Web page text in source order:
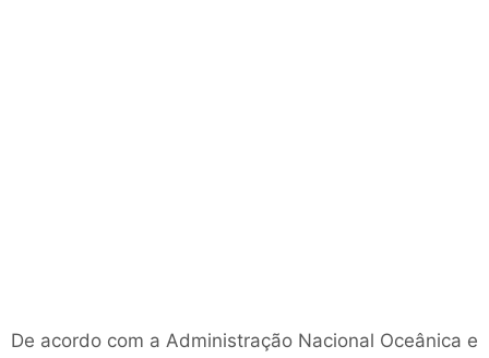
De acordo com a Administração Nacional Oceânica e